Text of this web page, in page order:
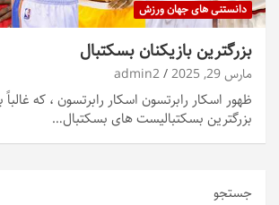
دانستنی های جهان ورزش
بزرگترین بازیکنان بسکتبال
مارس 29, 2025 admin2
ظهور اسکار رابرتسون اسکار رابرتسون ، که غالباً
بزرگترین بسکتبالیست های بسکتبال…
جستجو